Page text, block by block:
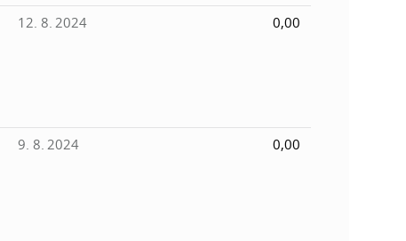
12. 8. 2024 0,00
9. 8. 2024 0,00